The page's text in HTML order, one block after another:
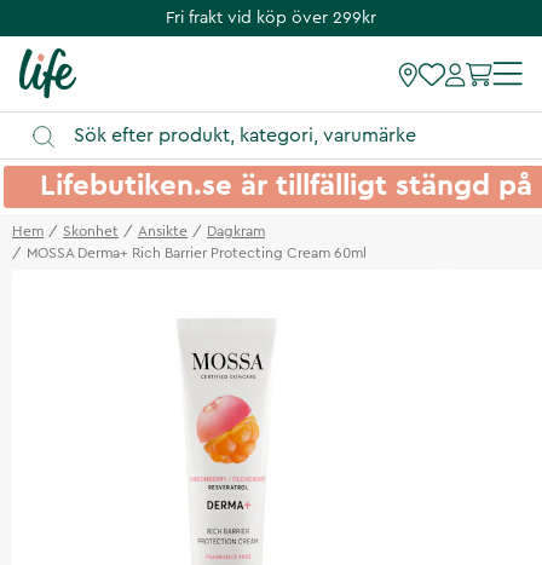
Fri frakt vid köp över 299kr
Lifebutiken.se är tillfälligt stängd
Hem Skonhet Ansikte
Dagkram
MOSSA Derma+ Rich Barrier Protecting Cream 60ml